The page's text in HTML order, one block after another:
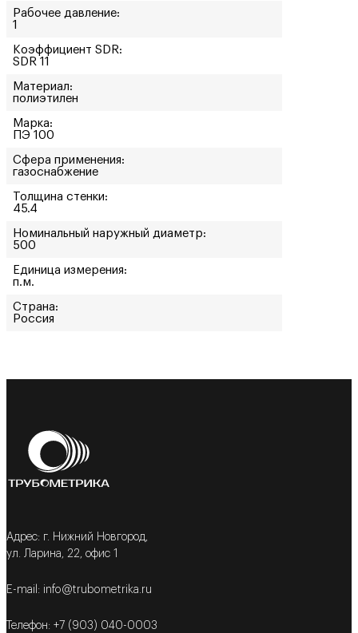
Рабочее давление:
1
Коэффициент SDR:
SDR 11
Материал:
полиэтилен
Марка:
ПЭ 100
Сфера применения:
газоснабжение
Толщина стенки:
45.4
Номинальный наружный диаметр:
500
Единица измерения:
п.м.
Страна:
Россия
Адрес: г. Нижний Новгород,
ул. Ларина, 22, офис 1
E-mail: info@trubometrika.ru
Телефон: +7 (903) 040-0003